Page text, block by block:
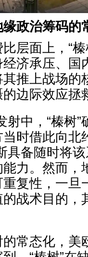
政治筹码的
层面上，“
济承压、国
推上战场的
边际效应拯
中，“榛树
时借此向北
具备随时将
力。然而，
复性，一旦
战术目的，
常态化，美